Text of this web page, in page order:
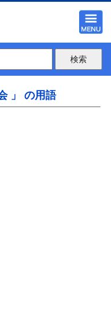
」 の用語